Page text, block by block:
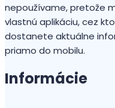
nepoužívame, pretože
vlastnú aplikáciu, cez
dostanete aktuálne
priamo do mobilu.
Informácie